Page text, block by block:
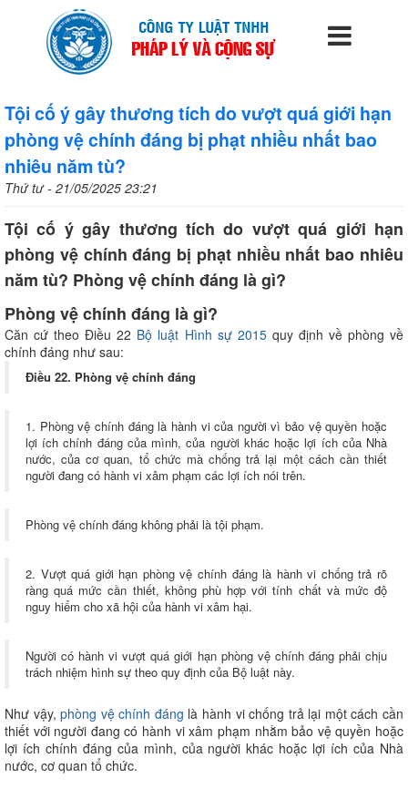
Tội cố ý gây thương tích do vượt quá giới hạn
phòng vệ chính đáng bị phạt nhiều nhất bao
nhiêu năm tù?
Thứ tư - 21/05/2025 23:21
Tội cố ý gây thương tích do vượt quá giới hạn
phòng vệ chính đáng bị phạt nhiều nhất bao nhiêu
năm tù? Phòng vệ chính đáng là gì?
Phòng vệ chính đáng là gì?
Căn cứ theo Điều 22 Bộ luật Hình sự 2015quy định về phòng về
chính đáng như sau:
Điều 22. Phòng vệ chính đáng
1. Phòng vệ chính đáng là hành vi của người vì bảo vệ quyền hoặc
lợi ích chính đáng của mình, của người khác hoặc lợi ích của Nhà
nước, của cơ quan, tổ chức mà chống trả lại một cách cần thiết
người đang có hành vi xâm phạm các lợi ích nói trên.
Phòng vệ chính đáng không phải là tội phạm.
2. Vượt quá giới hạn phòng vệ chính đáng là hành vi chống trả rõ
ràng quá mức cần thiết, không phù hợp với tính chất và mức độ
nguy hiểm cho xã hội của hành vi xâm hại.
Người có hành vi vượt quá giới hạn phòng vệ chính đáng phải chịu
trách nhiệm hình sự theo quy định của Bộ luật này.
Như vậy,phòng vệ chính đáng là hành vi chống trả lại một cách cần
thiết với người đang có hành vi xâm phạm nhằm bảo vệ quyền hoặc
lợi ích chính đáng của mình, của người khác hoặc lợi ích của Nhà
nước, cơ quan tổ chức.